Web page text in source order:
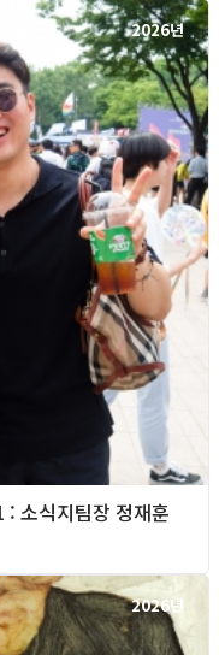
2026년
소식지팀장 정재훈
2026년